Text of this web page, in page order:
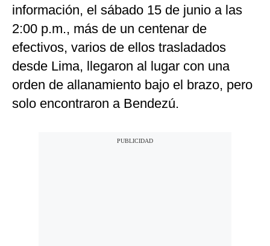
información, el sábado 15 de junio a las
2:00 p.m., más de un centenar de
efectivos, varios de ellos trasladados
desde Lima, llegaron al lugar con una
orden de allanamiento bajo el brazo, pero
solo encontraron a Bendezú.